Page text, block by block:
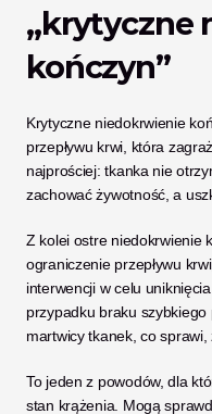
„krytyczne
kończyn”
Krytyczne niedokrwienie
przepływu krwi, która
najprościej: tkanka nie
zachować żywotność, a
Z kolei ostre niedokrwienie
ograniczenie przepływu
interwencji w celu
przypadku braku
martwicy tkanek, co
To jeden z powodów, dla
stan krążenia. Mogą